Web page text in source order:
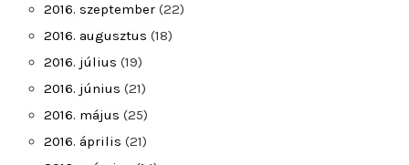
2016. szeptember (22)
2016. augusztus (18)
2016. július (19)
2016. június (21)
2016. május (25)
2016. április (21)